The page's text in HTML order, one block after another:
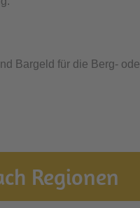
Bargeld für die Berg-
Regionen